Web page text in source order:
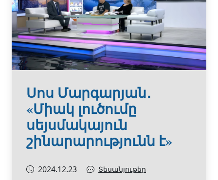
Սոս Մարգարյան․
«Միակ լուծումը
սեյսմակայուն
շինարարությունն է»
2024.12.23 Տեսանյութեր